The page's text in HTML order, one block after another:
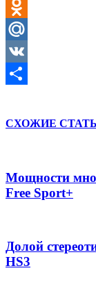
Twitter
Odnoklassniki
Mail.Ru
VK
СХОЖИЕ
Мощности
Free Sport+
Долой
HS3